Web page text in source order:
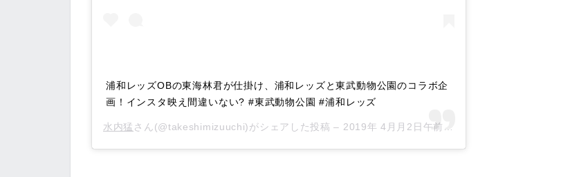
浦和レッズOBの東海林君が仕掛け、浦和レッズと東武動物公園のコラボ企
画！インスタ映え間違いない? #東武動物公園 #浦和レッズ
水内猛 さん(@takeshimizuuchi)がシェアした投稿 – 2019年 4月月2日午前2時56分PDT